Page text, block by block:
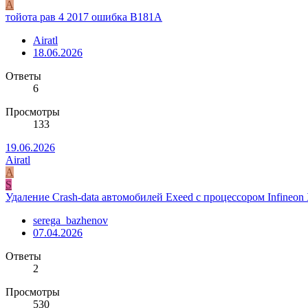
A
тойота рав 4 2017 ошибка B181A
Airatl
18.06.2026
Ответы
6
Просмотры
133
19.06.2026
Airatl
A
S
Удаление Crash-data автомобилей Exeed с процессором
serega_bazhenov
07.04.2026
Ответы
2
Просмотры
530